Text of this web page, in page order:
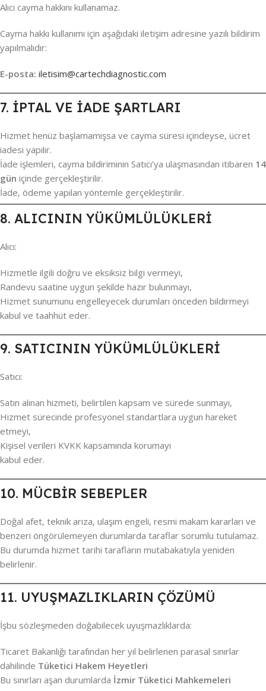
Alıcı cayma hakkını kullanamaz.
Cayma hakkı kullanımı için aşağıdaki iletişim adresine yazılı bildirim
yapılmalıdır:
E-posta: iletisim@cartechdiagnostic.com
7. İPTAL VE İADE ŞARTLARI
Hizmet henüz başlamamışsa ve cayma süresi içindeyse, ücret
iadesi yapılır.
İade işlemleri, cayma bildiriminin Satıcı’ya ulaşmasından itibaren 14
gün içinde gerçekleştirilir.
İade, ödeme yapılan yöntemle gerçekleştirilir.
8. ALICININ YÜKÜMLÜLÜKLERİ
Alıcı:
Hizmetle ilgili doğru ve eksiksiz bilgi vermeyi,
Randevu saatine uygun şekilde hazır bulunmayı,
Hizmet sunumunu engelleyecek durumları önceden bildirmeyi
kabul ve taahhüt eder.
9. SATICININ YÜKÜMLÜLÜKLERİ
Satıcı:
Satın alınan hizmeti, belirtilen kapsam ve sürede sunmayı,
Hizmet sürecinde profesyonel standartlara uygun hareket
etmeyi,
Kişisel verileri KVKK kapsamında korumayı
kabul eder.
10. MÜCBİR SEBEPLER
Doğal afet, teknik arıza, ulaşım engeli, resmi makam kararları ve
benzeri öngörülemeyen durumlarda taraflar sorumlu tutulamaz.
Bu durumda hizmet tarihi tarafların mutabakatıyla yeniden
belirlenir.
11. UYUŞMAZLIKLARIN ÇÖZÜMÜ
İşbu sözleşmeden doğabilecek uyuşmazlıklarda:
Ticaret Bakanlığı tarafından her yıl belirlenen parasal sınırlar
dahilinde Tüketici Hakem Heyetleri
Bu sınırları aşan durumlarda İzmir Tüketici Mahkemeleri